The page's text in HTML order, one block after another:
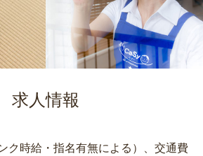
求人情報
ンク時給・指名有無による）、交通費